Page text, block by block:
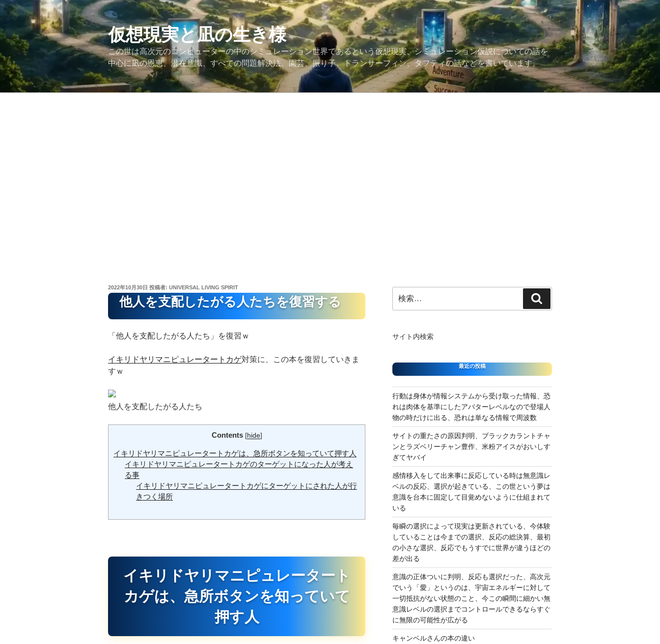
コ
テ
ン
ツ
へ
ス
仮想現実と凪の生き様
この世は高次元のコンピューターの中のシミュレーション世界であるという仮想現実、シミュレーション仮説についての話を
中心に凪の恩恵、潜在意識、すべての問題解決法、園芸、振り子、トランサーフィン、タフティの話などを書いています。
投
稿
2022年10月30日 投稿者: UNIVERSAL LIVING SPIRIT
他人を支配したがる人たちを復習する
「他人を支配したがる人たち」を復習ｗ
イキリドヤリマニピュレータートカゲ対策に、この本を復習していきま
すｗ
他人を支配したがる人たち
Contents [hide]
イキリドヤリマニピュレータートカゲは、急所ボタンを知っていて押す人
イキリドヤリマニピュレータートカゲのターゲットになった人が考え
る事
イキリドヤリマニピュレータートカゲにターゲットにされた人が行
きつく場所
イキリドヤリマニピュレータート
カゲは、急所ボタンを知っていて
押す人
索:
索
サイト内検索
最近の投稿
行動は身体が情報システムから受け取った情報、恐
れは肉体を基準にしたアバターレベルなので登場人
物の時だけに出る、恐れは単なる情報で周波数
サイトの重たさの原因判明、ブラックカラントチャ
ンとラズベリーチャン豊作、米粉アイスがおいしす
ぎてヤバイ
感情移入をして出来事に反応している時は無意識レ
ベルの反応、選択が起きている、この世という夢は
意識を台本に固定して目覚めないように仕組まれて
いる
毎瞬の選択によって現実は更新されている、今体験
していることは今までの選択、反応の総決算、最初
の小さな選択、反応でもうすでに世界が違うほどの
差が出る
意識の正体ついに判明、反応も選択だった、高次元
でいう「愛」というのは、宇宙エネルギーに対して
一切抵抗がない状態のこと、今この瞬間に細かい無
意識レベルの選択までコントロールできるならすぐ
に無限の可能性が広がる
キャンベルさんの本の違い